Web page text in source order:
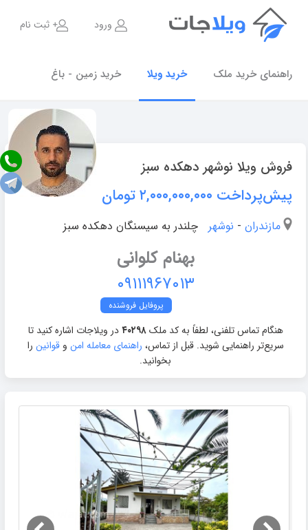
راهنمای خرید ملک خرید ویلا خرید زمین - باغ
ورود ثبت نام
فروش ویلا نوشهر دهکده سبز
پیش‌پرداخت ۲,۰۰۰,۰۰۰,۰۰۰ تومان
مازندران - نوشهر چلندر به سیسنگان دهکده سبز
بهنام کلوانی
۰۹۱۱۱۹۶۷۰۱۳
پروفایل فروشنده
هنگام تماس تلفنی، لطفاً به کد ملک۴۰۲۹۸در ویلاجات اشاره کنید تا
سریع‌تر راهنمایی شوید. قبل از تماس، راهنمای معامله امن و قوانین را
بخوانید.